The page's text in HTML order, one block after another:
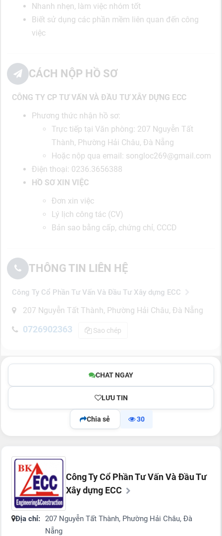
Nhanh nhẹn, làm việc nhóm tốt
Biết sử dụng các phần mềm liên quan đến công
việc
CÁCH NỘP HỒ SƠ
CÔNG TY CP TƯ VẤN VÀ ĐẦU TƯ XÂY DỰNG ECC
Phương thức nhận hồ sơ:
Trực tiếp tại Văn phòng: 207 Nguyễn Tất
Thành, Phường Hải Châu, Đà Nẵng
Hoặc nộp qua email: songloc269@gmail.com
Điện thoại: 0236.3656388
HỒ SƠ XIN VIỆC
Đơn xin việc
Lý lịch công tác (CV)
Bản sao bằng cấp, chứng chỉ, CCCD
THÔNG TIN LIÊN HỆ
Công Ty Cổ Phần Tư Vấn Và Đầu Tư Xây dựng ECC
207 Nguyễn Tất Thành, Phường Hải Châu, Đà Nẵng
0726902363 Sao chép
CHAT NGAY
LƯU TIN
Chia sẻ 30
Công Ty Cổ Phần Tư Vấn Và Đầu Tư
Xây dựng ECC
Địa chỉ: 207 Nguyễn Tất Thành, Phường Hải Châu, Đà
Nẵng